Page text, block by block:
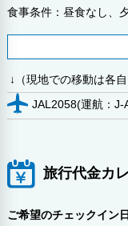
食事条件：昼食なし、
↓（現地での移動は各自
JAL2058(運航：
旅行代金カ
ご希望のチェックイン